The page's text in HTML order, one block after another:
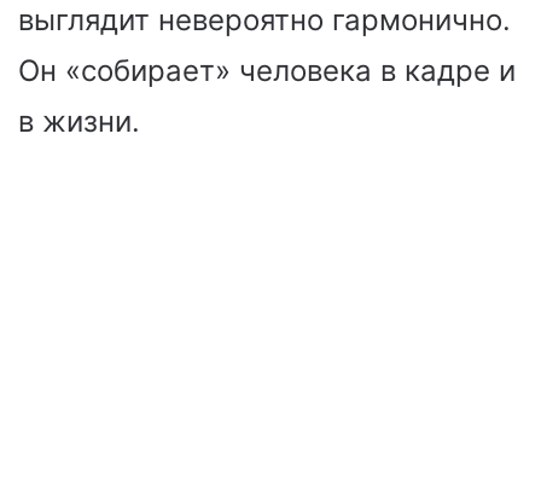
выглядит невероятно гармонично.
Он «собирает» человека в кадре и
в жизни.